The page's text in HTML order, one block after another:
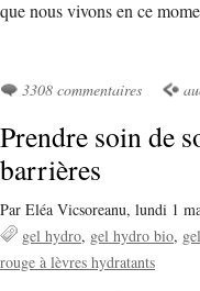
que nous vivons en ce
3308 commentaires
Prendre soin de
barrières
Par Eléa Vicsoreanu, lundi 1
gel hydro gel hydro bio
rouge à lèvres hydratants